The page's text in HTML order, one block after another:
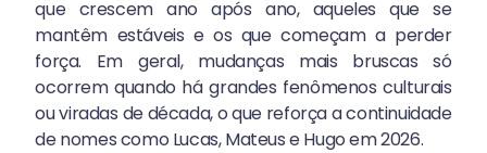
que crescem ano após ano, aqueles que se
mantêm estáveis e os que começam a perder
força. Em geral, mudanças mais bruscas só
ocorrem quando há grandes fenômenos culturais
ou viradas de década, o que reforça a continuidade
de nomes como Lucas, Mateus e Hugo em 2026.